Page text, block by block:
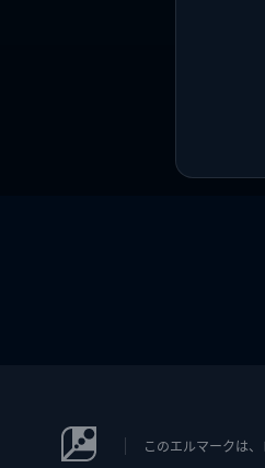
このエルマークは